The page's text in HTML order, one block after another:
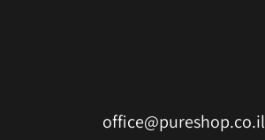
office@pureshop.co.il